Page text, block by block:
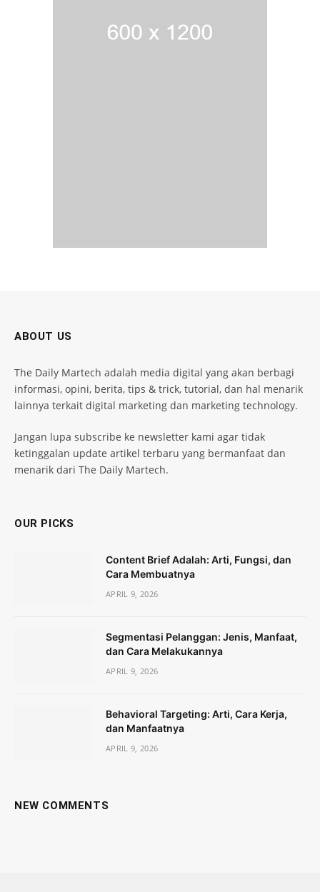
ABOUT US
The Daily Martech adalah media digital yang akan berbagi
informasi, opini, berita, tips & trick, tutorial, dan hal menarik
lainnya terkait digital marketing dan marketing technology.
Jangan lupa subscribe ke newsletter kami agar tidak
ketinggalan update artikel terbaru yang bermanfaat dan
menarik dari The Daily Martech.
OUR PICKS
Content Brief Adalah: Arti, Fungsi, dan
Cara Membuatnya
APRIL 9, 2026
Segmentasi Pelanggan: Jenis, Manfaat,
dan Cara Melakukannya
APRIL 9, 2026
Behavioral Targeting: Arti, Cara Kerja,
dan Manfaatnya
APRIL 9, 2026
NEW COMMENTS